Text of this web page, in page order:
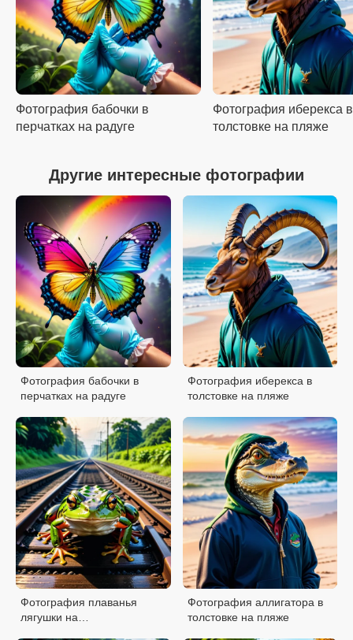
Фотография бабочки в
перчатках на радуге
Фотография иберекса в
толстовке на пляже
Другие интересные фотографии
Фотография бабочки в
перчатках на радуге
Фотография иберекса в
толстовке на пляже
Фотография плаванья
лягушки на
Фотография аллигатора в
толстовке на пляже